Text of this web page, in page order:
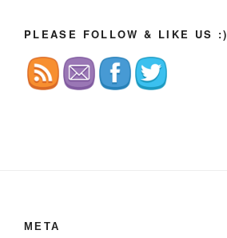
PLEASE FOLLOW & LIKE US :)
МЕТА